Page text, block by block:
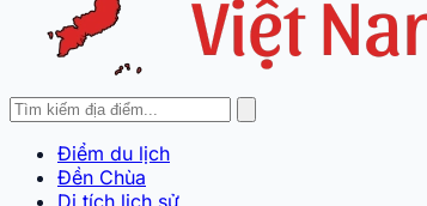
Điểm du lịch
Đền Chùa
Di tích lịch sử